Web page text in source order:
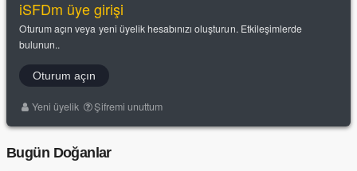
iSFDm üye girişi
Oturum açın veya yeni üyelik hesabınızı oluşturun. Etkileşimlerde
bulunun..
Oturum açın
Yeni üyelik Şifremi unuttum
Bugün Doğanlar